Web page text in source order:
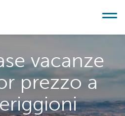
vacanze
prezzo a